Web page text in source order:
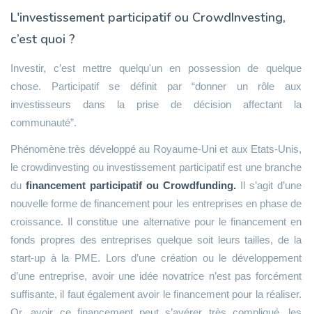
L'investissement participatif ou CrowdInvesting,
c’est quoi ?
Investir, c’est mettre quelqu'un en possession de quelque
chose. Participatif se définit par “donner un rôle aux
investisseurs dans la prise de décision affectant la
communauté”.
Phénomène très développé au Royaume-Uni et aux Etats-Unis,
le crowdinvesting ou investissement participatif est une branche
du financement participatif ou Crowdfunding. Il s’agit d’une
nouvelle forme de financement pour les entreprises en phase de
croissance. Il constitue une alternative pour le financement en
fonds propres des entreprises quelque soit leurs tailles, de la
start-up à la PME. Lors d’une création ou le développement
d’une entreprise, avoir une idée novatrice n’est pas forcément
suffisante, il faut également avoir le financement pour la réaliser.